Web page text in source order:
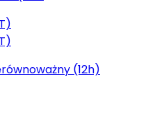
równoważny (12h)